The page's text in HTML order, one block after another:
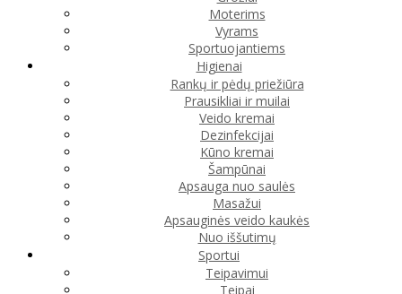
Moterims
Vyrams
Sportuojantiems
Higienai
Rankų ir pėdų priežiūra
Prausikliai ir muilai
Veido kremai
Dezinfekcijai
Kūno kremai
Šampūnai
Apsauga nuo saulės
Masažui
Apsauginės veido kaukės
Nuo iššutimų
Sportui
Teipavimui
Teipai